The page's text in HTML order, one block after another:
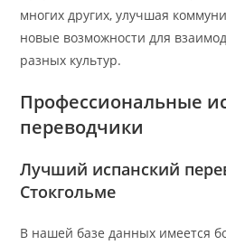
многих других, улучшая
новые возможности для
разных культур.
Профессиональные
переводчики
Лучший испанский
Стокгольме
В нашей базе данных имеется